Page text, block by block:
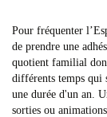
Pour fréquenter
de prendre une
quotient familial
différents temps
une durée d'un an.
sorties ou